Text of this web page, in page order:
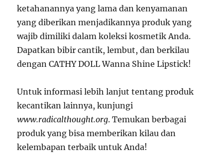
ketahanannya yang lama dan kenyamanan
yang diberikan menjadikannya produk yang
wajib dimiliki dalam koleksi kosmetik Anda.
Dapatkan bibir cantik, lembut, dan berkilau
dengan CATHY DOLL Wanna Shine Lipstick!
Untuk informasi lebih lanjut tentang produk
kecantikan lainnya, kunjungi
www.radicalthought.org. Temukan berbagai
produk yang bisa memberikan kilau dan
kelembapan terbaik untuk Anda!